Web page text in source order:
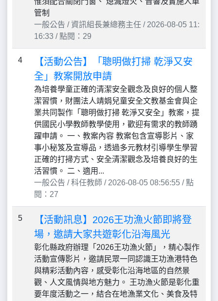
管制
一般公告 / 資訊組長兼總務主任 / 2026-08-05 11:
16:33 / 點閱：29
4
【活動公告】「聰明做打掃 乾淨又安
全」教案開放申請
為培養學童正確的清潔安全觀念及良好的個人整
潔習慣，財團法人靖娟兒童安全文教基金會與企
業共同製作「聰明做打掃 乾淨又安全」教案，提
供國民小學教師教學使用，歡迎有需求的教師踴
躍申請。 一、教案內容 教案包含宣導影片、家
事小秘笈及宣導品，透過多元教材引導學生學習
正確的打掃方式、安全清潔觀念及培養良好的生
活習慣。 二、適用...
一般公告 / 科任教師 / 2026-08-05 08:56:55 / 點
閱：27
5
【活動訊息】2026王功漁火節即將登
場，邀請大家共遊彰化沿海風光
彰化縣政府辦理「2026王功漁火節」，精心製作
活動宣傳影片，邀請民眾一同認識王功漁港特色
與精彩活動內容，感受彰化沿海地區的自然景
觀、人文風情與地方魅力。 王功漁火節是彰化重
要年度活動之一，結合在地漁業文化、美食及特